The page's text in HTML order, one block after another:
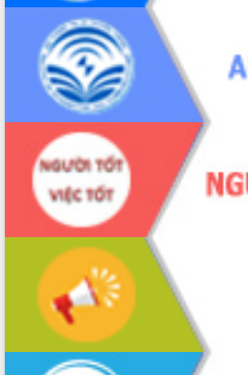
Đắk Lắk: Tôn vinh 46 giải pháp tại Hội
thi Sáng tạo Kỹ thuật 2024 - 2025
Đắk Lắk rà soát, điều chỉnh Đề án 190
về phát triển nuôi trồng thủy sản
Phó Chủ tịch UBND tỉnh Đắk Lắk
Trương Công Thái kiểm tra thực địa
Dự án cao tốc Khánh Hòa - Buôn Ma
Thuột
Định vị cà phê Việt Nam như một “di
sản sống” trong dòng chảy toàn cầu
Xây dựng nông thôn mới: Nâng cao đời
sống người dân từ những mô hình thiết
thực
Quyết liệt tháo gỡ vướng mắc, đẩy